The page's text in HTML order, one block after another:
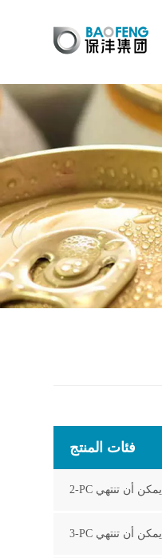
فئات المنتج
2-PC يمكن أن تنتهي
3-PC يمكن أن تنتهي